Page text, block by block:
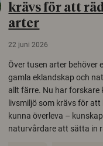
krävs för att
arter
22 juni 2026
Över tusen arter behöver
gamla eklandskap och
allt färre. Nu har forskare
livsmiljö som krävs för
kunna överleva –
naturvårdare att sätta in